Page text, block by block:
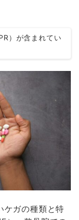
）が含まれてい
ケガの種類と特